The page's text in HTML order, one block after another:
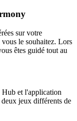
sur votre
le souhaitez. Lors
êtes guidé tout au
Hub et l'application
jeux différents de